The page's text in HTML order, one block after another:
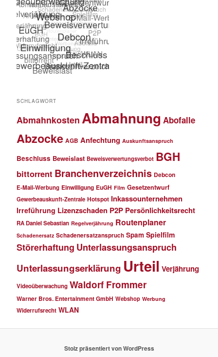
SCHLAGWORT
Abmahnkosten Abmahnung Abofalle
Abzocke AGB Anfechtung Auskunftsanspruch
Beschluss Beweislast Beweisverwertungsverbot BGH
bittorrent Branchenverzeichnis Debcon
E-Mail-Werbung Einwilligung EuGH Film Gesetzentwurf
Gewerbeauskunft-Zentrale Hotspot Inkassounternehmen
Irreführung Lizenzschaden P2P Persönlichkeitsrecht
RA Daniel Sebastian Regelverjährung Routenplaner
Schadenersatz Schadenersatzanspruch Spam Spielfilm
Störerhaftung Unterlassungsanspruch
Unterlassungserklärung Urteil Verjährung
Videoüberwachung Waldorf Frommer
Warner Bros. Entertainment GmbH Webshop Werbung
Widerrufsrecht WLAN
Stolz präsentiert von WordPress